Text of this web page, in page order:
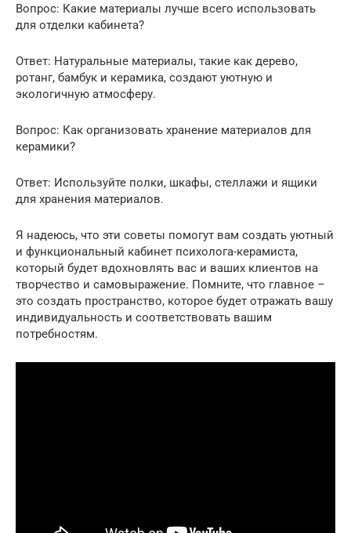
Вопрос: Какие материалы лучше всего использовать
для отделки кабинета?
Ответ: Натуральные материалы, такие как дерево,
ротанг, бамбук и керамика, создают уютную и
экологичную атмосферу.
Вопрос: Как организовать хранение материалов для
керамики?
Ответ: Используйте полки, шкафы, стеллажи и ящики
для хранения материалов.
Я надеюсь, что эти советы помогут вам создать уютный
и функциональный кабинет психолога-керамиста,
который будет вдохновлять вас и ваших клиентов на
творчество и самовыражение. Помните, что главное –
это создать пространство, которое будет отражать вашу
индивидуальность и соответствовать вашим
потребностям.